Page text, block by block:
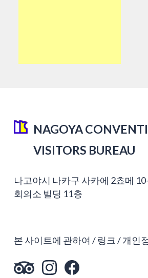
NAGOYA
VISITORS BUREAU
나고야시 나카구 사카에 2쵸메
회의소 빌딩 11층
본 사이트에 관하여 링크 개인